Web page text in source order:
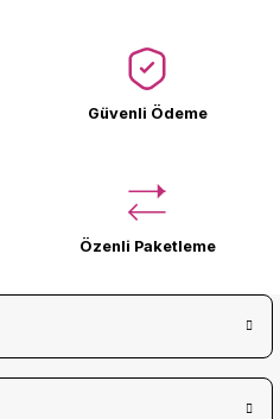
Güvenli Ödeme
Özenli Paketleme